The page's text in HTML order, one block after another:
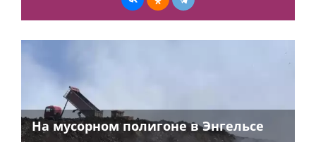
На мусорном полигоне в Энгельсе